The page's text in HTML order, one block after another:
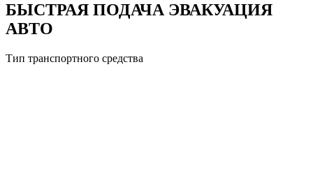
БЫСТРАЯ ПОДАЧА ЭВАКУАЦИЯ
АВТО
Тип транспортного средства